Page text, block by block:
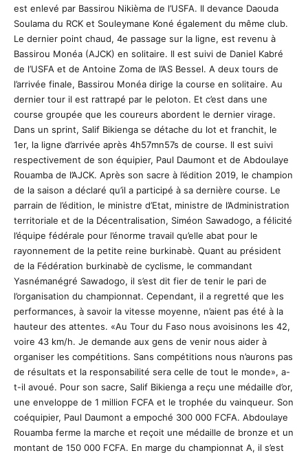
est enlevé par Bassirou Nikièma de l’USFA. Il devance Daouda
Soulama du RCK et Souleymane Koné également du même club.
Le dernier point chaud, 4e passage sur la ligne, est revenu à
Bassirou Monéa (AJCK) en solitaire. Il est suivi de Daniel Kabré
de l’USFA et de Antoine Zoma de l’AS Bessel. A deux tours de
l’arrivée finale, Bassirou Monéa dirige la course en solitaire. Au
dernier tour il est rattrapé par le peloton. Et c’est dans une
course groupée que les coureurs abordent le dernier virage.
Dans un sprint, Salif Bikienga se détache du lot et franchit, le
1er, la ligne d’arrivée après 4h57mn57s de course. Il est suivi
respectivement de son équipier, Paul Daumont et de Abdoulaye
Rouamba de l’AJCK. Après son sacre à l’édition 2019, le champion
de la saison a déclaré qu’il a participé à sa dernière course. Le
parrain de l’édition, le ministre d’Etat, ministre de l’Administration
territoriale et de la Décentralisation, Siméon Sawadogo, a félicité
l’équipe fédérale pour l’énorme travail qu’elle abat pour le
rayonnement de la petite reine burkinabè. Quant au président
de la Fédération burkinabè de cyclisme, le commandant
Yasnémanégré Sawadogo, il s’est dit fier de tenir le pari de
l’organisation du championnat. Cependant, il a regretté que les
performances, à savoir la vitesse moyenne, n’aient pas été à la
hauteur des attentes. «Au Tour du Faso nous avoisinons les 42,
voire 43 km/h. Je demande aux gens de venir nous aider à
organiser les compétitions. Sans compétitions nous n’aurons pas
de résultats et la responsabilité sera celle de tout le monde», a-
t-il avoué. Pour son sacre, Salif Bikienga a reçu une médaille d’or,
une enveloppe de 1 million FCFA et le trophée du vainqueur. Son
coéquipier, Paul Daumont a empoché 300 000 FCFA. Abdoulaye
Rouamba ferme la marche et reçoit une médaille de bronze et un
montant de 150 000 FCFA. En marge du championnat A, il s’est